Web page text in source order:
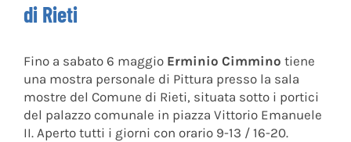
di Rieti
Fino a sabato 6 maggio Erminio Cimmino tiene
una mostra personale di Pittura presso la sala
mostre del Comune di Rieti, situata sotto i portici
del palazzo comunale in piazza Vittorio Emanuele
II. Aperto tutti i giorni con orario 9-13 / 16-20.